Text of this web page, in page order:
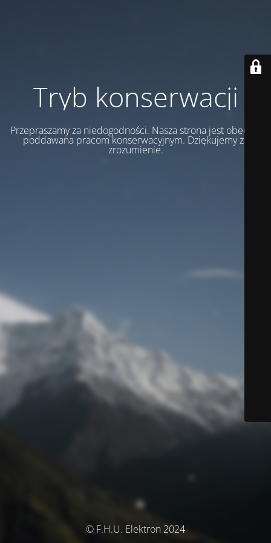
Tryb konserwacji
Przepraszamy za niedogodności. Nasza strona jest obecnie
poddawana pracom konserwacyjnym. Dziękujemy za
zrozumienie.
© F.H.U. Elektron 2024